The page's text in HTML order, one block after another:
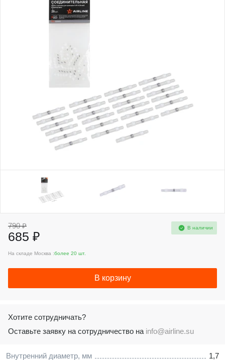
Внутренний диаметр, мм
1,7
790 ₽
685 ₽
В наличии
На складе Москва :более 20 шт.
В корзину
Хотите сотрудничать?
Оставьте заявку на сотрудничество на info@airline.su